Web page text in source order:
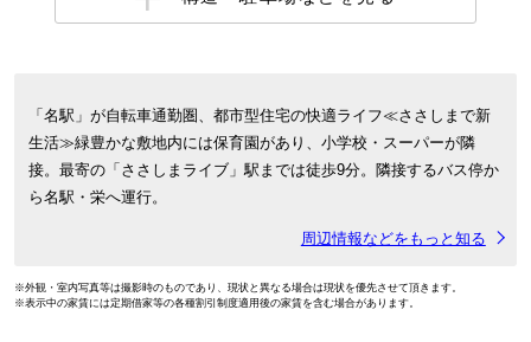
「名駅」が自転車通勤圏、都市型住宅の快適ライフ≪ささしまで新
生活≫緑豊かな敷地内には保育園があり、小学校・スーパーが隣
接。最寄の「ささしまライブ」駅までは徒歩9分。隣接するバス停か
ら名駅・栄へ運行。
周辺情報などをもっと知る
※外観・室内写真等は撮影時のものであり、現状と異なる場合は現状を優先させて頂きます。
※表示中の家賃には定期借家等の各種割引制度適用後の家賃を含む場合があります。